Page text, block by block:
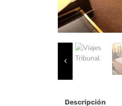
Descripción